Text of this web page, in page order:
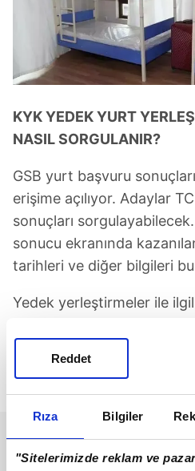
Rıza Bilgiler
"Sitelerimizde reklam ve
Reddet
KYK YEDEK YURT
NASIL SORGULANIR?
GSB yurt başvuru
erişime açılıyor. Adaylar
sonuçları
sonucu ekranında
tarihleri ve diğer bilgileri
Yedek yerleştirmeler ile
sonucu-sorgulama
öğrenilecek.